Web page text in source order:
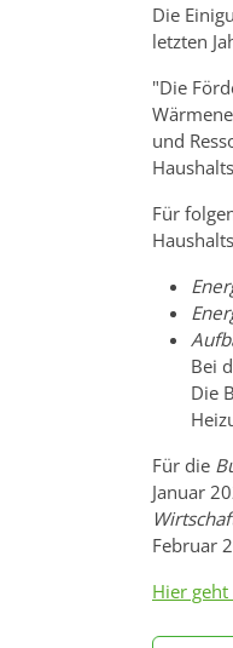
Die
letzten
"Die
und
Für
Bei
Die
Für die
Januar
Februar
Hier